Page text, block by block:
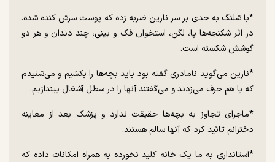
*با شلنگ به حدی بر سر نارین ضربه زده که پوست سرش کنده شده.
در اثر شکنجه‌ها پا، لگن، استخوان فک و بینی، چند دندان و هر دو
گوشش شکسته است.
*نارین می‌گوید نامادری گفته بود باید بچه‌ها را بکشیم و می‌شنیدم
که با هم حرف می‌زدند و می‌گفتند آنها را در سطل آشغال بیندازیم.
*ماجرای تجاوز به بچه‌ها حقیقت ندارد و پزشک بعد از معاینه
دخترانم تائید کرد که آنها سالم هستند.
*استانداری به ما یک خانه کلید نخورده به همراه امکانات داده که